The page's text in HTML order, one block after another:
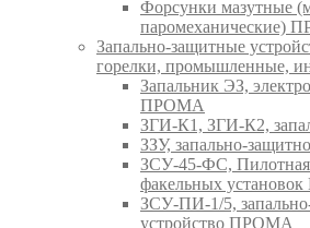
Форсунки мазутные
паромеханические)
Запально-защитные
горелки, промышленные,
Запальник ЭЗ,
ПРОМА
ЗГИ-К1, ЗГИ-К2,
ЗЗУ, запально-
ЗСУ-45-ФС, Пилотная
факельных
ЗСУ-ПИ-1/5,
устройство ПРОМА